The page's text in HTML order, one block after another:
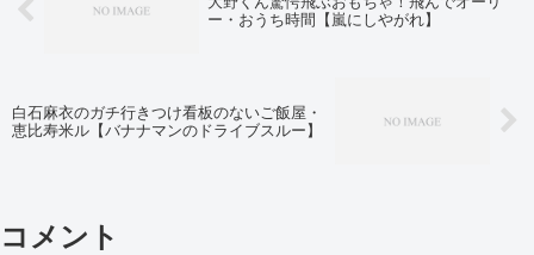
ー・おうち時間【嵐にしやがれ】
白石麻衣のガチ行きつけ看板のないご飯屋・
恵比寿米ル【バナナマンのドライブスルー】
コメント